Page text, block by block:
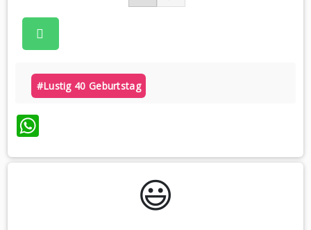
#lustig 40 Geburtstag
WhatsApp
😃️